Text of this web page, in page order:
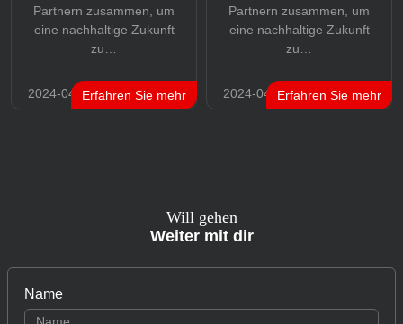
Partnern zusammen, um
eine nachhaltige Zukunft
zu…
2024-04-17Erfahren Sie mehr
Partnern zusammen, um
eine nachhaltige Zukunft
zu…
2024-04-17Erfahren Sie mehr
Will gehen
Weiter mit dir
Name